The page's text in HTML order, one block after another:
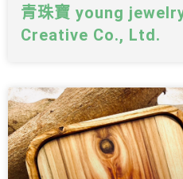
青珠寶 young
Creative Co., Ltd.